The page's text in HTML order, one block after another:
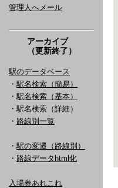
管理人へメール
アーカイブ
（更新終了）
駅のデータベース
・ 駅名検索（簡易）
・ 駅名検索（基本）
・駅名検索（詳細）
・ 路線別一覧
・ 駅の変遷（路線別）
・ 路線データhtml化
入場券あれこれ